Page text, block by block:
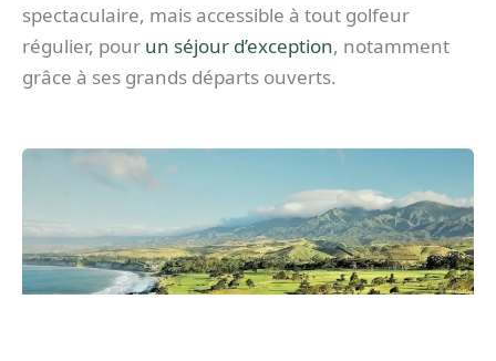
spectaculaire, mais accessible à tout golfeur
régulier, pour un séjour d’exception, notamment
grâce à ses grands départs ouverts.